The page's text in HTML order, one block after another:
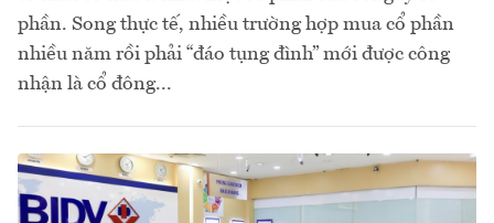
phần. Song thực tế, nhiều trường hợp mua cổ phần
nhiều năm rồi phải “đáo tụng đình” mới được công
nhận là cổ đông...